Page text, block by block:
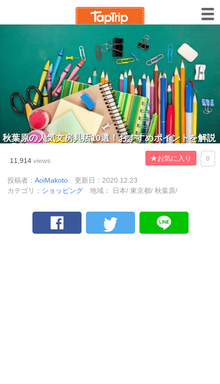
秋葉原の人気文房具店10選！おすすめポイントを解説
11,914 views ★お気に入り 0
投稿者： AoiMakoto
更新日：2020.12.23
カテゴリ： ショッピング 地域： 日本/ 東京都/ 秋葉原/